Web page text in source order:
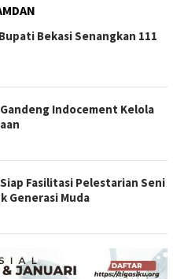
Bekasi Senangkan 111
Indocement Kelola
Fasilitasi Pelestarian Seni
Generasi Muda